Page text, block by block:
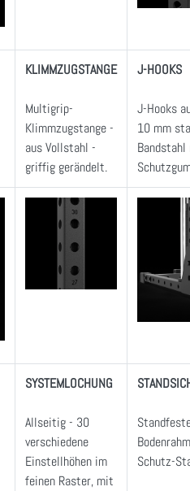
KLIMMZUGSTANGE
Multigrip-
Klimmzugstange -
aus Vollstahl -
griffig gerändelt.
J-HOOKS
J-Hooks
10 mm
SYSTEMLOCHUNG
Allseitig - 30
verschiedene
Einstellhöhen im
feinen Raster, mit
Schutz-